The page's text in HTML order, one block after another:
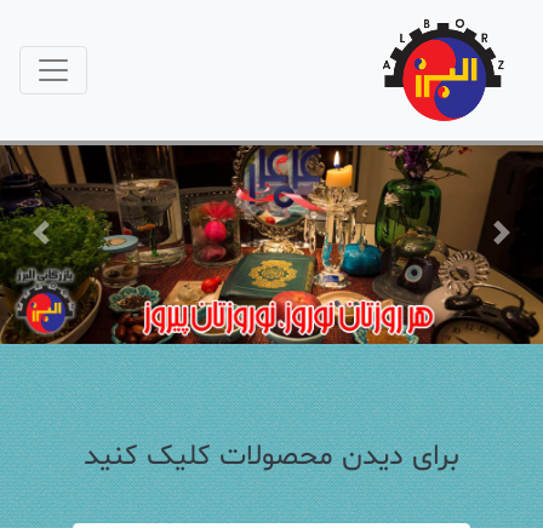
Previous Next
برای دیدن محصولات کلیک کنید